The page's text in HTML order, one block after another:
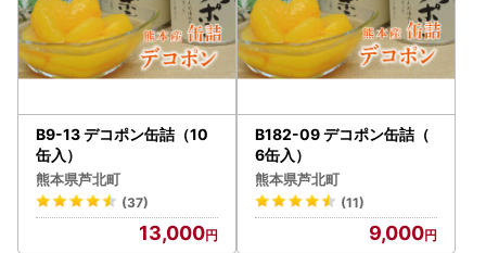
B9-13 デコポン缶詰（10
缶入）
熊本県芦北町
(37)
13,000
B182-09 デコポン缶詰（
6缶入）
熊本県芦北町
(11)
9,000